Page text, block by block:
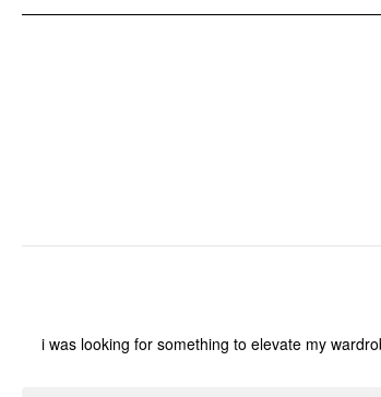
i was looking for something to elevate my